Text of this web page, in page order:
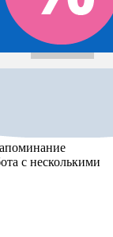
с несколькими